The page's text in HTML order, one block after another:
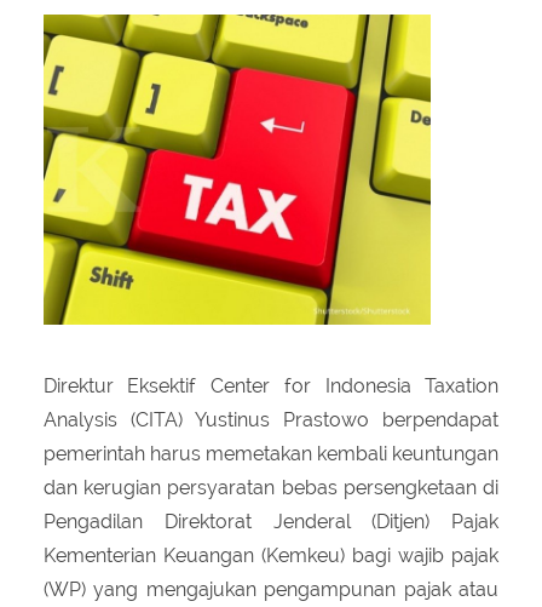
Peraturan Pengampunan Pajak
Infografis Pengampunan Pajak
About Us
Q & A Pajak
Kontak Kami
Sitemap
Direktur Eksektif Center for Indonesia Taxation
Analysis (CITA) Yustinus Prastowo berpendapat
pemerintah harus memetakan kembali keuntungan
dan kerugian persyaratan bebas persengketaan di
Pengadilan Direktorat Jenderal (Ditjen) Pajak
Kementerian Keuangan (Kemkeu) bagi wajib pajak
(WP) yang mengajukan pengampunan pajak atau